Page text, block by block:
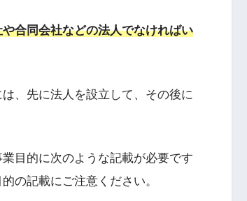
合同会社などの法人でなければい
、先に法人を設立して、その後に
目的に次のような記載が必要です
の記載にご注意ください。